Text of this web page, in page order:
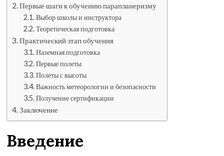
Первые шаги к обучению парапланеризму
Выбор школы и инструктора
Теоретическая подготовка
Практический этап обучения
Наземная подготовка
Первые полеты
Полеты с высоты
Важность метеорологии и безопасности
Получение сертификации
Заключение
Введение